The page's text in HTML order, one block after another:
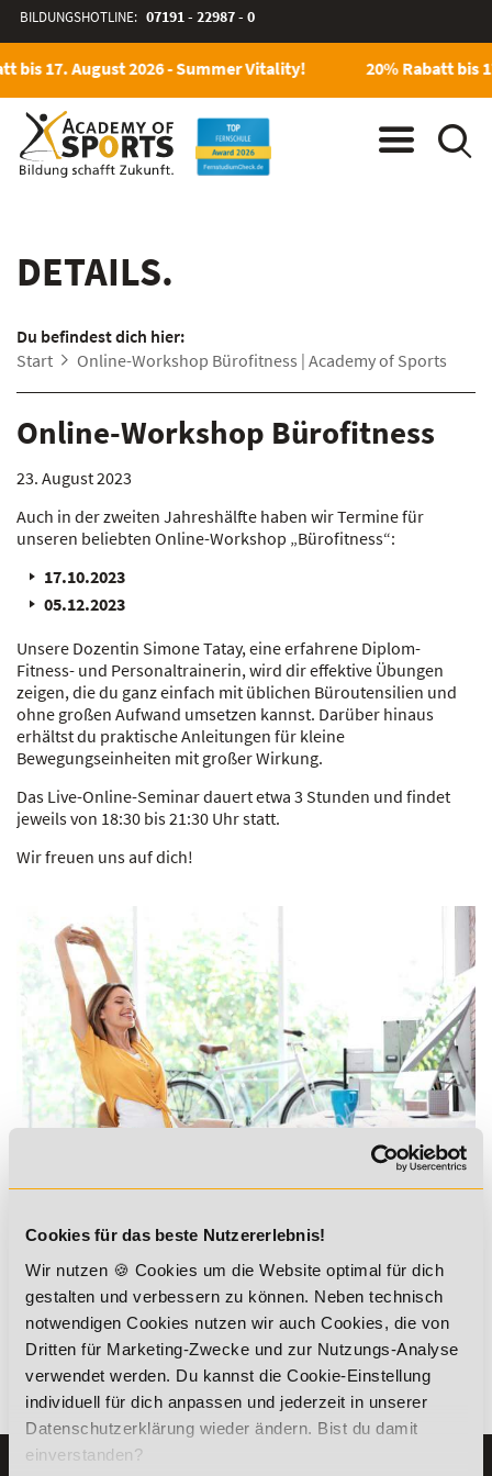
Cookies für das beste Nutzererlebnis!
Wir nutzen 🍪 Cookies um die Website optimal für dich
gestalten und verbessern zu können. Neben technisch
notwendigen Cookies nutzen wir auch Cookies, die von
Dritten für Marketing-Zwecke und zur Nutzungs-Analyse
verwendet werden. Du kannst die Cookie-Einstellung
individuell für dich anpassen und jederzeit in unserer
Datenschutzerklärung wieder ändern. Bist du damit
einverstanden?
BILDUNGSHOTLINE: 07191 - 22987 - 0
bis 17. August 2026 - Summer Vitality! 20% Rabatt bis
DETAILS.
Du befindest dich hier:
Start
Online-Workshop Bürofitness | Academy of Sports
Online-Workshop Bürofitness
23. August 2023
Auch in der zweiten Jahreshälfte haben wir Termine für
unseren beliebten Online-Workshop „Bürofitness“:
17.10.2023
05.12.2023
Unsere Dozentin Simone Tatay, eine erfahrene Diplom-
Fitness- und Personaltrainerin, wird dir effektive Übungen
zeigen, die du ganz einfach mit üblichen Büroutensilien und
ohne großen Aufwand umsetzen kannst. Darüber hinaus
erhältst du praktische Anleitungen für kleine
Bewegungseinheiten mit großer Wirkung.
Das Live-Online-Seminar dauert etwa 3 Stunden und findet
jeweils von 18:30 bis 21:30 Uhr statt.
Wir freuen uns auf dich!
Alle Informationen findest du hier:
Bürofitness
Zurück